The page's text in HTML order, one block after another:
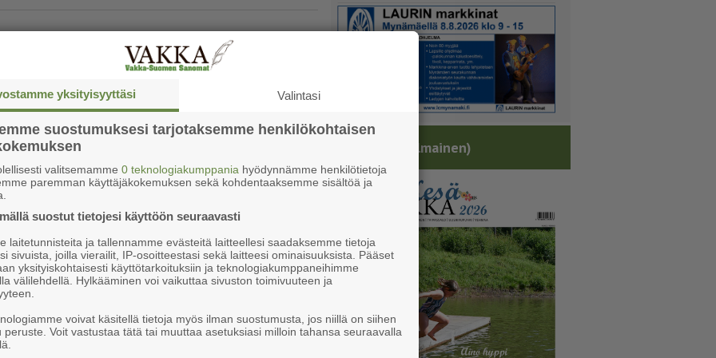
Naantalissa tapahtuu joka
lastenkirja tuo esiin
luonnossa
han­ket­ta.
pian Kultarantaan
ter­ve­tu­lo­vas­taa­no­ton ve­ne­sa­ta­
18
Kesälehti (ilmainen)
yksityisyyttäsi Valintasi
suostumuksesi tarjotaksemme henkilökohtaisen
valitsemamme 0 teknologiakumppania hyödynnämme henkilötietoja
paremman käyttäjäkokemuksen sekä kohdentaaksemme sisältöä ja
suostut tietojesi käyttöön seuraavasti
laitetunnisteita ja tallennamme evästeitä laitteellesi saadaksemme tietoja
sivuista, joilla vierailit, IP-osoitteestasi sekä laitteesi ominaisuuksista. Pääset
yksityiskohtaisesti käyttötarkoituksiin ja teknologiakumppaneihimme
välilehdellä. Hylkääminen voi vaikuttaa sivuston toimivuuteen ja
voivat käsitellä tietoja myös ilman suostumusta, jos niillä on siihen
peruste. Voit vastustaa tätä tai muuttaa asetuksiasi milloin tahansa seuraavalla